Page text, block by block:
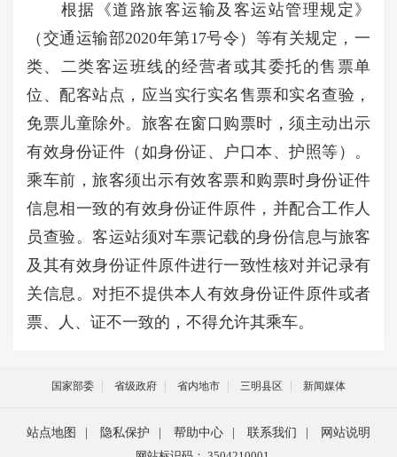
根据《道路旅客运输及客运站管理规定》
（交通运输部2020年第17号令）等有关规定，一
类、二类客运班线的经营者或其委托的售票单
位、配客站点，应当实行实名售票和实名查验，
免票儿童除外。旅客在窗口购票时，须主动出示
有效身份证件（如身份证、户口本、护照等）。
乘车前，旅客须出示有效客票和购票时身份证件
信息相一致的有效身份证件原件，并配合工作人
员查验。客运站须对车票记载的身份信息与旅客
及其有效身份证件原件进行一致性核对并记录有
关信息。对拒不提供本人有效身份证件原件或者
票、人、证不一致的，不得允许其乘车。
国家部委 省级政府 省内地市 三明县区 新闻媒体
站点地图 隐私保护 帮助中心 联系我们
网站说明